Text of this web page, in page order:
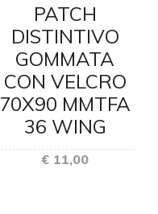
PATCH
DISTINTIVO
GOMMATA
CON VELCRO
70X90 MMTFA
36 WING
€ 11,00